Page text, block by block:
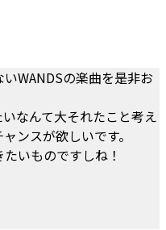
WANDSの楽曲を是非お
なんて大それたこと考え
ンスが欲しいです。
いものですしね！